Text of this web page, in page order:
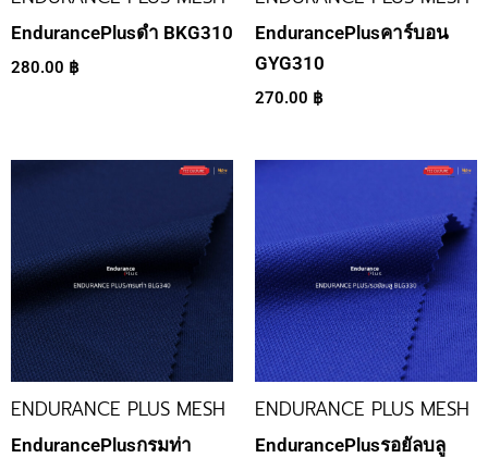
EndurancePlusดำ BKG310
280.00 ฿
EndurancePlusคาร์บอน
GYG310
270.00 ฿
ENDURANCE PLUS MESH
EndurancePlusกรมท่า
ENDURANCE PLUS MESH
EndurancePlusรอยัลบลู